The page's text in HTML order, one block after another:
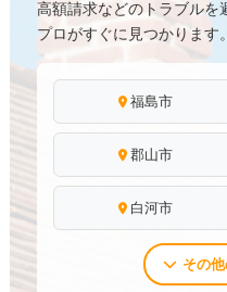
高額請求などのトラブルを
プロがすぐに見つかります。
福島市
郡山市
白河市
その